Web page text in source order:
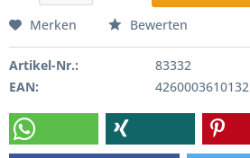
Merken Bewerten
Artikel-Nr.:
83332
EAN:
4260003610132